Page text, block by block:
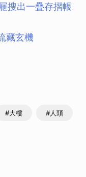
搜出一疊存摺帳
藏玄機
#大樓 #人頭